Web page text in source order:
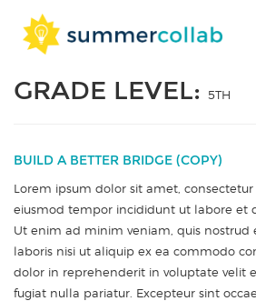
content
GRADE LEVEL: 5TH
BUILD A BETTER BRIDGE (COPY)
Lorem ipsum dolor sit amet,
eiusmod tempor incididunt ut labore et
Ut enim ad minim veniam, quis nostrud
laboris nisi ut aliquip ex ea commodo
dolor in reprehenderit in voluptate velit
fugiat nulla pariatur. Excepteur sint